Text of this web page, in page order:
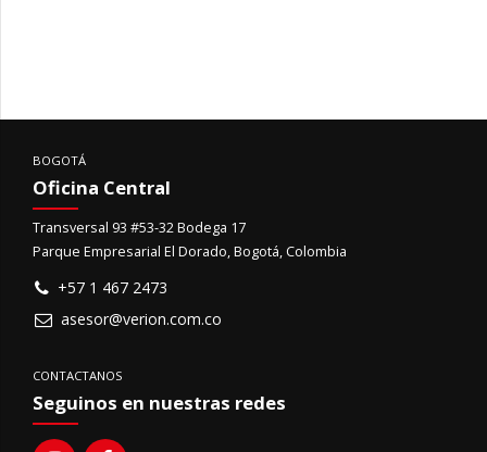
BOGOTÁ
Oficina Central
Transversal 93 #53-32 Bodega 17
Parque Empresarial El Dorado, Bogotá, Colombia
+57 1 467 2473
asesor@verion.com.co
CONTACTANOS
Seguinos en nuestras redes